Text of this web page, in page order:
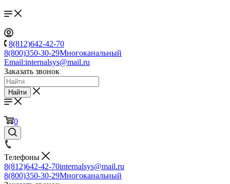
8(812)642-42-70
8(800)350-30-29Многоканальный
Email:internalsys@mail.ru
Заказать звонок
Найти
0
Телефоны
8(812)642-42-70internalsys@mail.ru
8(800)350-30-29Многоканальный